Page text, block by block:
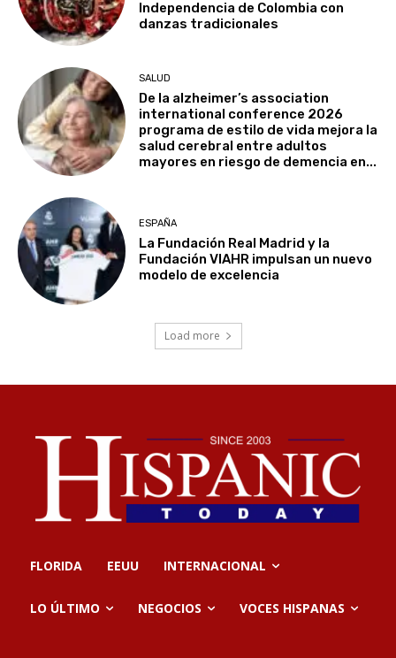
Independencia de Colombia con
danzas tradicionales
SALUD
De la alzheimer’s association
international conference 2026
programa de estilo de vida mejora la
salud cerebral entre adultos
mayores en riesgo de demencia en...
ESPAÑA
La Fundación Real Madrid y la
Fundación VIAHR impulsan un nuevo
modelo de excelencia
Load more
FLORIDA EEUU INTERNACIONAL
LO ÚLTIMO NEGOCIOS VOCES HISPANAS